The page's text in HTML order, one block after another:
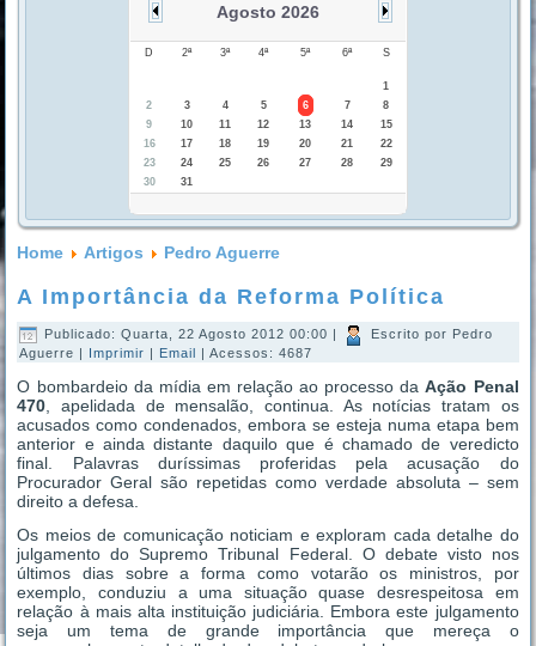
Agosto 2026
D 2ª 3ª 4ª 5ª 6ª S
1
2
3 4 5 6 7
8
9
10 11 12 13 14
15
16
17 18 19 20 21
22
23
24 25 26 27 28
29
30
31
Home Artigos Pedro Aguerre
A Importância da Reforma Política
Publicado: Quarta, 22 Agosto 2012 00:00 |
Escrito por Pedro
Aguerre | Imprimir | Email | Acessos: 4687
O bombardeio da mídia em relação ao processo daAção Penal
470 , apelidada de mensalão, continua. As notícias tratam os
acusados como condenados, embora se esteja numa etapa bem
anterior e ainda distante daquilo que é chamado de veredicto
final. Palavras duríssimas proferidas pela acusação do
Procurador Geral são repetidas como verdade absoluta – sem
direito a defesa.
Os meios de comunicação noticiam e exploram cada detalhe do
julgamento do Supremo Tribunal Federal. O debate visto nos
últimos dias sobre a forma como votarão os ministros, por
exemplo, conduziu a uma situação quase desrespeitosa em
relação à mais alta instituição judiciária. Embora este julgamento
seja um tema de grande importância que mereça o